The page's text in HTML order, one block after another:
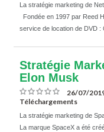
La stratégie marketing de
Fondée en 1997 par Reed
service de location de DVD :
Stratégie
Elon Musk
26/07/
Téléchargements
La stratégie marketing de
La marque SpaceX a été